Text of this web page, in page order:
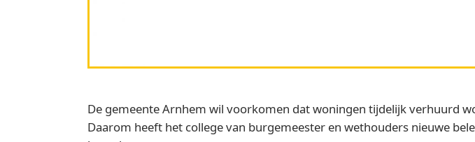
De gemeente Arnhem wil voorkomen dat woningen tijdelijk verhuurd
Daarom heeft het college van burgemeester en wethouders nieuwe